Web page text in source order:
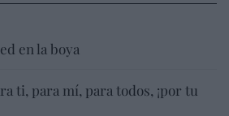
en la boya
ti, para mí, para todos, ¡por tu